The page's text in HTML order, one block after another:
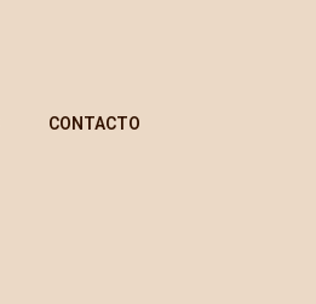
CONTACTO